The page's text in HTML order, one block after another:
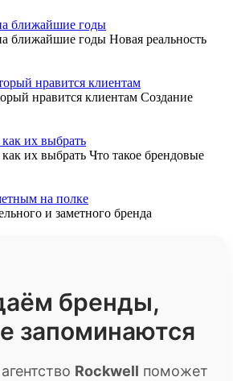
ближайшие годы
ближайшие годы Новая реальность
нравится клиентам
нравится клиентам Создание
их выбрать
их выбрать Что такое брендовые
на полке
и заметного бренда
бренды,
запоминаются
Rockwell поможет